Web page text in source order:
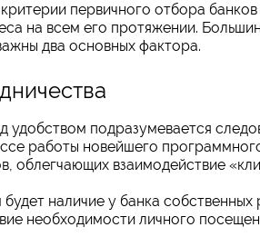
первичного отбора
на всем его протяжении.
два основных фактора.
удобством подразумевается
работы новейшего
облегчающих взаимодействие
наличие у банка
необходимости личного